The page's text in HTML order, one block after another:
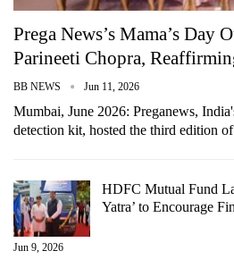
Prega News’s Mama’s Day
Parineeti Chopra,
BB NEWS Jun 11, 2026
Mumbai, June 2026: Preganews,
detection kit, hosted the third edition
HDFC Mutual Fund
Yatra’ to Encourage
Jun 9, 2026